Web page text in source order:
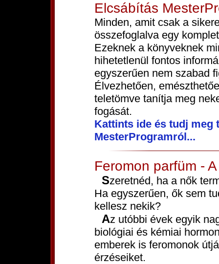
Elcsábítás
Minden, amit csak a
összefoglalva egy
Ezeknek a könyveknek
hihetetlenül fontos
egyszerűen nem szabad
Élvezhetően,
teletömve tanítja meg
fogását.
Kattints ide és tudj meg
MesterProgramról...
Feromon parfüm -
Szeretnéd, ha a nők természetesen vonzódnának hozzád?
Ha egyszerűen, ők sem
kellesz nekik?
Az utóbbi évek egyik nagy tudományos áttörése volt a
biológiai és kémiai
emberek is feromonok
érzéseiket.